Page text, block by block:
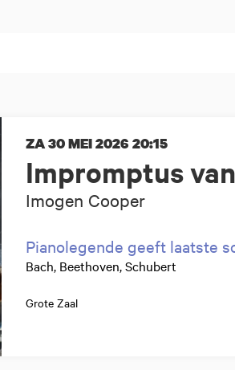
Impromptus
Imogen Cooper
ZA 30 MEI 2026 20:15
Pianolegende geeft laatste
Bach, Beethoven, Schubert
Grote Zaal